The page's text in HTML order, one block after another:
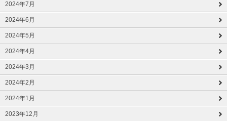
2024年7月
2024年6月
2024年5月
2024年4月
2024年3月
2024年2月
2024年1月
2023年12月